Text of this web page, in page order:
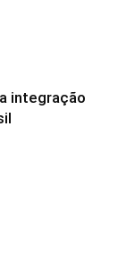
integração